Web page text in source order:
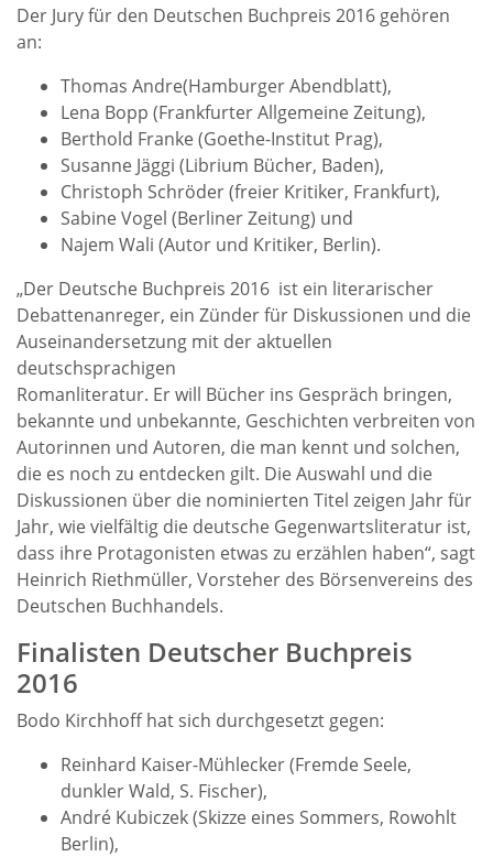
Der Jury für den Deutschen Buchpreis 2016 gehören
an:
Thomas Andre(Hamburger Abendblatt),
Lena Bopp (Frankfurter Allgemeine Zeitung),
Berthold Franke (Goethe-Institut Prag),
Susanne Jäggi (Librium Bücher, Baden),
Christoph Schröder (freier Kritiker, Frankfurt),
Sabine Vogel (Berliner Zeitung) und
Najem Wali (Autor und Kritiker, Berlin).
„Der Deutsche Buchpreis 2016 ist ein literarischer
Debattenanreger, ein Zünder für Diskussionen und die
Auseinandersetzung mit der aktuellen
deutschsprachigen
Romanliteratur. Er will Bücher ins Gespräch bringen,
bekannte und unbekannte, Geschichten verbreiten von
Autorinnen und Autoren, die man kennt und solchen,
die es noch zu entdecken gilt. Die Auswahl und die
Diskussionen über die nominierten Titel zeigen Jahr für
Jahr, wie vielfältig die deutsche Gegenwartsliteratur ist,
dass ihre Protagonisten etwas zu erzählen haben“, sagt
Heinrich Riethmüller, Vorsteher des Börsenvereins des
Deutschen Buchhandels.
Finalisten Deutscher Buchpreis
2016
Bodo Kirchhoff hat sich durchgesetzt gegen:
Reinhard Kaiser-Mühlecker (Fremde Seele,
dunkler Wald, S. Fischer),
André Kubiczek (Skizze eines Sommers, Rowohlt
Berlin),